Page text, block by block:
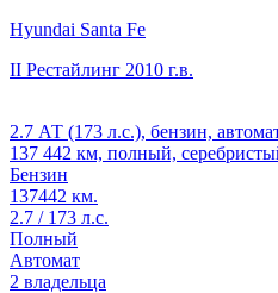
Hyundai Santa Fe
II Рестайлинг 2010 г.в.
2.7 АТ (173 л.с.), бензин,
137 442 км, полный,
Бензин
137442 км.
2.7 / 173 л.с.
Полный
Автомат
2 владельца